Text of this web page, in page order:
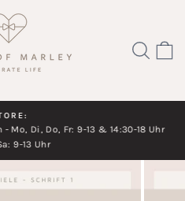
Diashow
Mo, Di, Do, Fr: 9-13 & 14:30-18 Uhr
9-13 Uhr